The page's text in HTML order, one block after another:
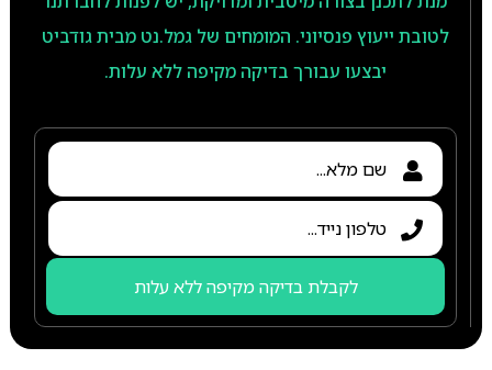
לטובת ייעוץ פנסיוני. המומחים של גמל.נט מבית גודביט
יבצעו עבורך בדיקה מקיפה ללא עלות.
לקבלת בדיקה מקיפה ללא עלות